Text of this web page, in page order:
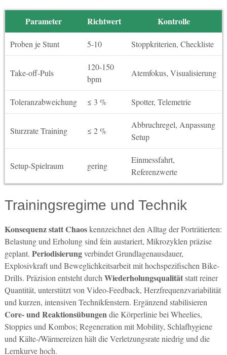
Parameter Richtwert Kontrolle
Proben je Stunt 5-10 Stoppkriterien, Checkliste
Take-off-Puls
120-150
bpm
Atemfokus, Visualisierung
Toleranzabweichung ≤ 3 % Spotter, Telemetrie
Sturzrate Training ≤ 2 %
Abbruchregel, Anpassung
Setup
Setup-Spielraum gering
Einmessfahrt,
Referenzwerte
Trainingsregime und Technik
Konsequenz statt Chaoskennzeichnet den Alltag der Porträtierten:
Belastung und Erholung sind fein austariert, Mikrozyklen präzise
geplant. Periodisierungverbindet Grundlagenausdauer,
Explosivkraft und Beweglichkeitsarbeit mit hochspezifischen Bike-
Drills. Präzision entsteht durch Wiederholungsqualitätstatt reiner
Quantität, unterstützt von Video-Feedback, Herzfrequenzvariabilität
und kurzen, intensiven Technikfenstern. Ergänzend stabilisieren
Core- und Reaktionsübungendie Körperlinie bei Wheelies,
Stoppies und Kombos; Regeneration mit Mobility, Schlafhygiene
und Kälte-/Wärmereizen hält die Verletzungsrate niedrig und die
Lernkurve hoch.